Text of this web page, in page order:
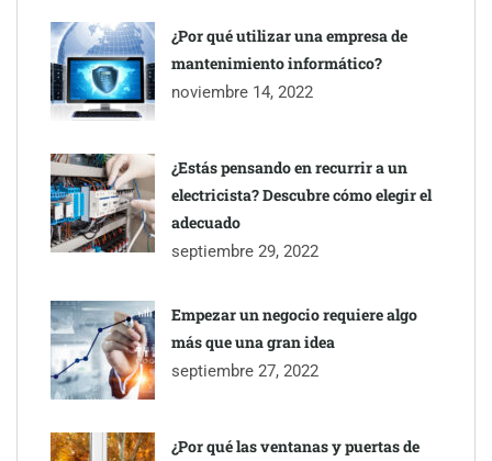
colaboración para reforzar la capacidad técnica de los
ayuntamientos
Última llamada: los destinos con las mayores caídas de precios
¿Por qué utilizar una empresa de
mantenimiento informático?
noviembre 14, 2022
¿Estás pensando en recurrir a un
electricista? Descubre cómo elegir el
adecuado
septiembre 29, 2022
Empezar un negocio requiere algo
más que una gran idea
septiembre 27, 2022
¿Por qué las ventanas y puertas de